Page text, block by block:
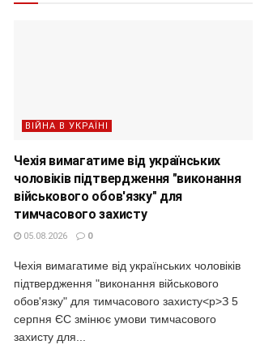
ВІЙНА В УКРАЇНІ
Чехія вимагатиме від українських
чоловіків підтвердження "виконання
військового обов'язку" для
тимчасового захисту
05.08.2026 0
Чехія вимагатиме від українських чоловіків
підтвердження "виконання військового
обов'язку" для тимчасового захисту<p>З 5
серпня ЄС змінює умови тимчасового
захисту для...